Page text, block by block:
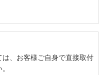
、お客様ご自身で直接取付